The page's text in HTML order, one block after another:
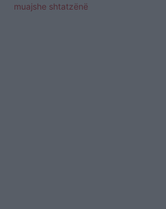
muajshe shtatzënë